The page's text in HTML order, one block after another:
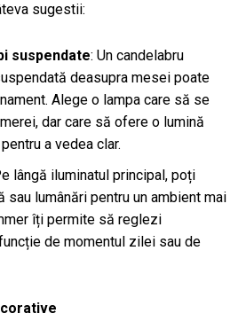
sugestii:
suspendate: Un candelabru
deasupra mesei poate
Alege o lampa care să se
dar care să ofere o lumină
a vedea clar.
lângă iluminatul principal, poți
sau lumânări pentru un ambient mai
îți permite să reglezi
de momentul zilei sau de